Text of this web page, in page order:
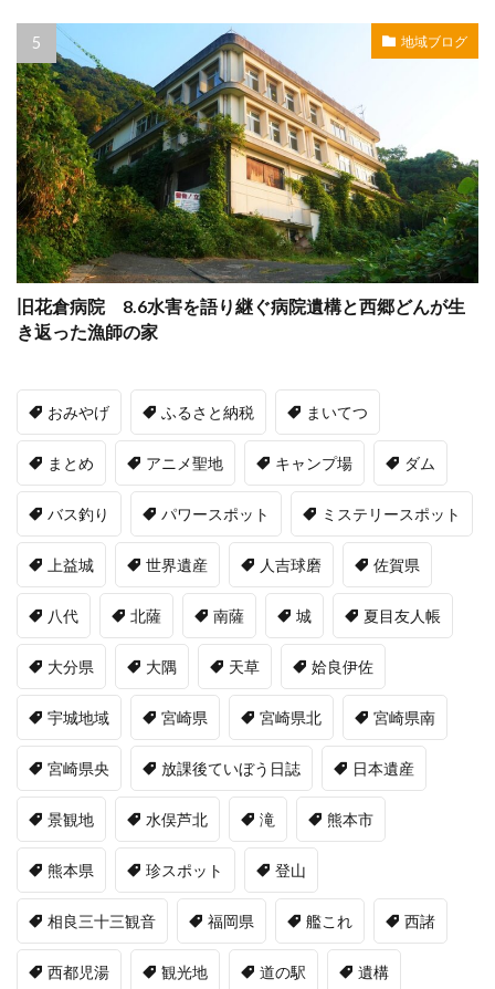
地域ブログ
旧花倉病院 8.6水害を語り継ぐ病院遺構と西郷どんが生
き返った漁師の家
おみやげ ふるさと納税 まいてつ
まとめ アニメ聖地 キャンプ場 ダム
バス釣り パワースポット ミステリースポット
上益城 世界遺産 人吉球磨 佐賀県
八代 北薩 南薩 城 夏目友人帳
大分県 大隅 天草 姶良伊佐
宇城地域 宮崎県 宮崎県北 宮崎県南
宮崎県央 放課後ていぼう日誌 日本遺産
景観地 水俣芦北 滝 熊本市
熊本県 珍スポット 登山
相良三十三観音 福岡県 艦これ 西諸
西都児湯 観光地 道の駅 遺構